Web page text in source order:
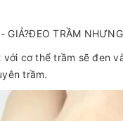
cơ thể trầm sẽ đen
trầm.